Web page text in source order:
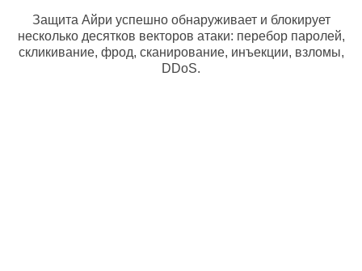
Защита Айри успешно обнаруживает и блокирует
несколько десятков векторов атаки: перебор паролей,
скликивание, фрод, сканирование, инъекции, взломы,
DDoS.